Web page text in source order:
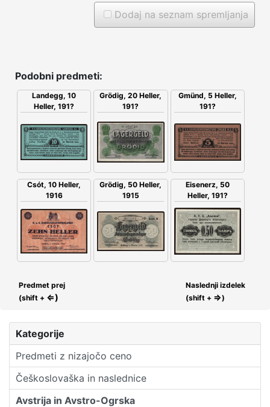
Kategorije
Predmeti z nizajočo ceno
Češkoslovaška in naslednice
Avstrija in Avstro-Ogrska
Dodaj na seznam spremljanja
Podobni predmeti:
Landegg, 10
Heller, 191?
Grödig, 20 Heller,
191?
Gmünd, 5 Heller,
191?
Csót, 10 Heller,
1916
Grödig, 50 Heller,
1915
Eisenerz, 50
Heller, 191?
Predmet prej
(shift + ⇐)
Naslednji izdelek
(shift + ⇒)